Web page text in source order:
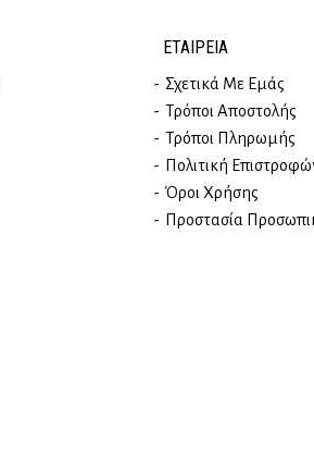
ΕΤΑΙΡΕΊΑ
Σχετικά Με Εμάς
Τρόποι Αποστολής
Τρόποι Πληρωμής
Πολιτική
Όροι Χρήσης
Προστασία